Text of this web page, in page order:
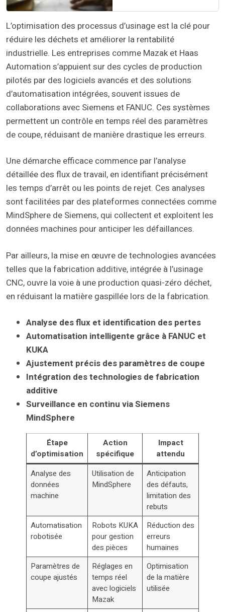
L’optimisation des processus d’usinage est la clé pour
réduire les déchets et améliorer la rentabilité
industrielle. Les entreprises comme Mazak et Haas
Automation s’appuient sur des cycles de production
pilotés par des logiciels avancés et des solutions
d’automatisation intégrées, souvent issues de
collaborations avec Siemens et FANUC. Ces systèmes
permettent un contrôle en temps réel des paramètres
de coupe, réduisant de manière drastique les erreurs.
Une démarche efficace commence par l’analyse
détaillée des flux de travail, en identifiant précisément
les temps d’arrêt ou les points de rejet. Ces analyses
sont facilitées par des plateformes connectées comme
MindSphere de Siemens, qui collectent et exploitent les
données machines pour anticiper les défaillances.
Par ailleurs, la mise en œuvre de technologies avancées
telles que la fabrication additive, intégrée à l’usinage
CNC, ouvre la voie à une production quasi-zéro déchet,
en réduisant la matière gaspillée lors de la fabrication.
Analyse des flux et identification des pertes
Automatisation intelligente grâce à FANUC et
KUKA
Ajustement précis des paramètres de coupe
Intégration des technologies de fabrication
additive
Surveillance en continu via Siemens
MindSphere
Étape
d’optimisation
Action
spécifique
Impact
attendu
Analyse des
données
machine
Utilisation de
MindSphere
Anticipation
des défauts,
limitation des
rebuts
Automatisation
robotisée
Robots KUKA
pour gestion
des pièces
Réduction des
erreurs
humaines
Paramètres de
coupe ajustés
Réglages en
temps réel
avec logiciels
Mazak
Optimisation
de la matière
utilisée